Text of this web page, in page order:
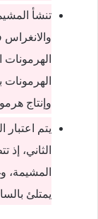
تنشأ
وإنتاج
يتم اعتبار
الثاني،
المشيمة،
يمتلئ